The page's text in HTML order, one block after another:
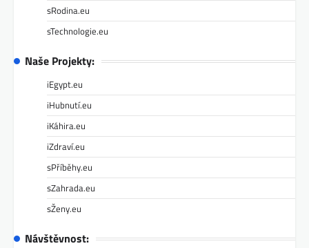
sRodina.eu
sTechnologie.eu
Naše Projekty:
iEgypt.eu
iHubnutí.eu
iKáhira.eu
iZdraví.eu
sPříběhy.eu
sZahrada.eu
sŽeny.eu
Návštěvnost: